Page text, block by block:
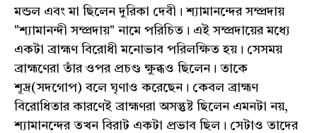
মন্ডল এবং মা ছিলেন দুরিকা দেবী। শ্যামানন্দের সম্প্রদায়
"শ্যামানন্দী সম্প্রদায়" নামে পরিচিত। এই সম্প্রদায়ের মধ্যে
একটা ব্রাহ্মণ বিরোধী মনোভাব পরিলক্ষিত হয়। সেসময়
ব্রাহ্মণেরা তাঁর ওপর প্রচণ্ড ক্ষুব্ধও ছিলেন। তাকে
শূদ্র(সদগোপ) বলে ঘৃণাও করেছেন। কেবল ব্রাহ্মণ
বিরোধিতার কারণেই ব্রাহ্মণরা অসন্তুষ্ট ছিলেন এমনটা নয়,
শ্যামানন্দের তখন বিরাট একটা প্রভাব ছিল। সেটাও তাদের